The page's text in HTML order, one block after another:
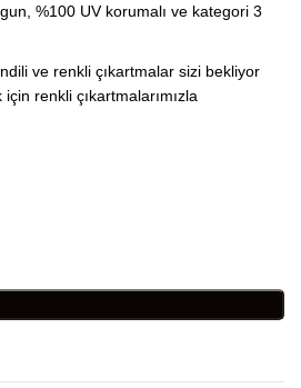
%100 UV korumalı ve kategori 3
ve renkli çıkartmalar sizi bekliyor
renkli çıkartmalarımızla